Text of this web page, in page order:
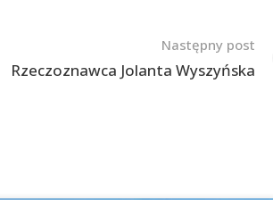
Następny post
Rzeczoznawca Jolanta Wyszyńska